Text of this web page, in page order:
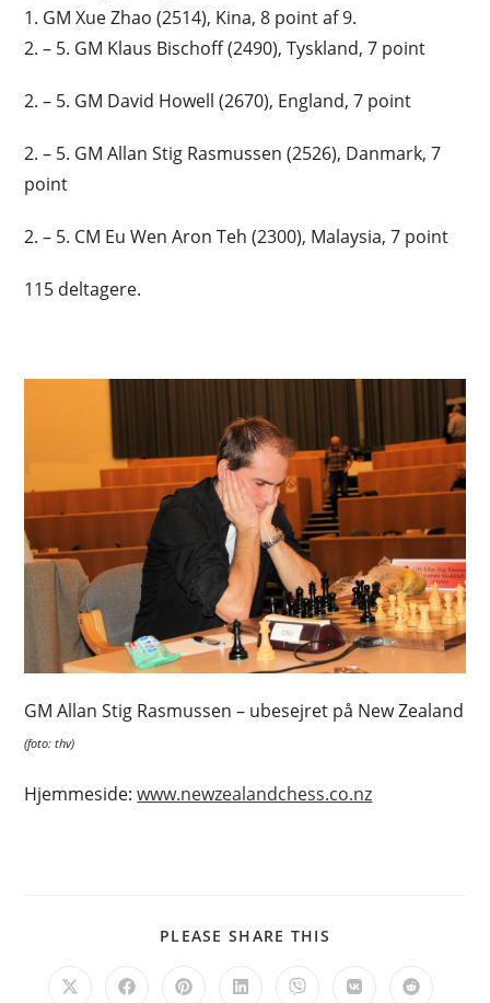
1. GM Xue Zhao (2514), Kina, 8 point af 9.
2. – 5. GM Klaus Bischoff (2490), Tyskland, 7 point
2. – 5. GM David Howell (2670), England, 7 point
2. – 5. GM Allan Stig Rasmussen (2526), Danmark, 7
point
2. – 5. CM Eu Wen Aron Teh (2300), Malaysia, 7 point
115 deltagere.
GM Allan Stig Rasmussen – ubesejret på New Zealand
(foto: thv)
Hjemmeside:www.newzealandchess.co.nz
PLEASE SHARE THIS
Opens
Opens Opens Opens Opens Opens Opens